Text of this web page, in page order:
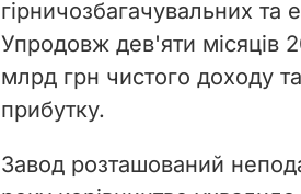
гірничозбагачувальних та
Упродовж дев'яти місяців
млрд грн чистого доходу
прибутку.
Завод розташований